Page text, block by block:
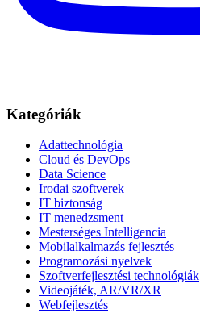
Kategóriák
Adattechnológia
Cloud és DevOps
Data Science
Irodai szoftverek
IT biztonság
IT menedzsment
Mesterséges Intelligencia
Mobilalkalmazás fejlesztés
Programozási nyelvek
Szoftverfejlesztési technológiák
Videojáték, AR/VR/XR
Webfejlesztés